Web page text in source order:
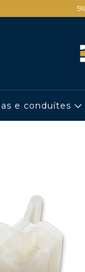
e conduítes